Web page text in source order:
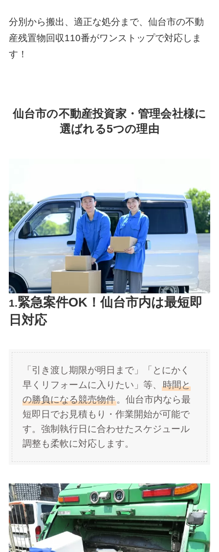
分別から搬出、適正な処分まで、仙台市の不動
産残置物回収110番がワンストップで対応しま
す！
仙台市の不動産投資家・管理会社様に
選ばれる5つの理由
1.緊急案件OK！仙台市内は最短即
日対応
「引き渡し期限が明日まで」「とにかく
早くリフォームに入りたい」等、時間と
の勝負になる競売物件。仙台市内なら最
短即日でお見積もり・作業開始が可能で
す。強制執行日に合わせたスケジュール
調整も柔軟に対応します。